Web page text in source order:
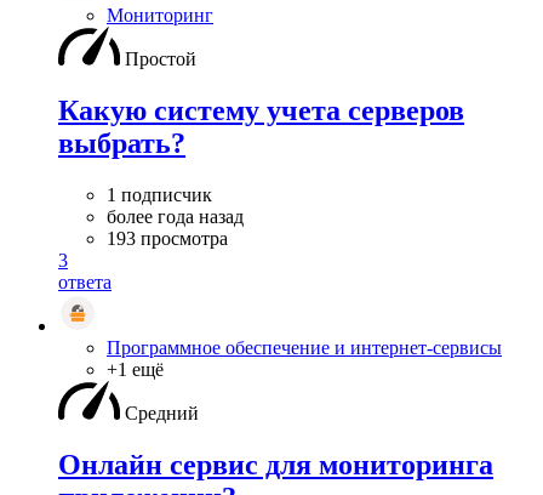
Мониторинг
Простой
Какую систему учета серверов
выбрать?
1 подписчик
более года назад
193 просмотра
3
ответа
Программное обеспечение и интернет-сервисы
+1 ещё
Средний
Онлайн сервис для мониторинга